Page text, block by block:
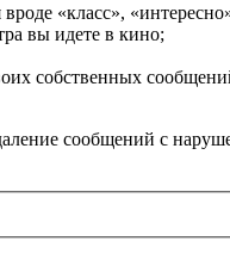
«класс»,
вы идете в кино;
собственных
сообщений с